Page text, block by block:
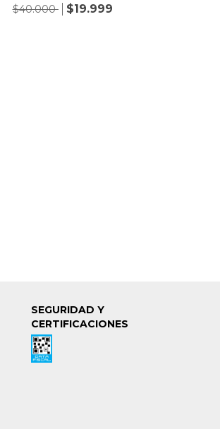
$40.000 $19.999
SEGURIDAD Y
CERTIFICACIONES